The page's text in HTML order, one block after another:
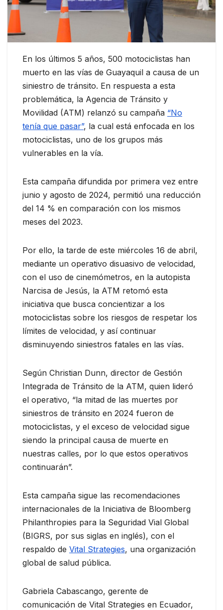
En los últimos 5 años, 500 motociclistas han
muerto en las vías de Guayaquil a causa de un
siniestro de tránsito. En respuesta a esta
problemática, la Agencia de Tránsito y
Movilidad (ATM) relanzó su campaña “No
tenía que pasar”, la cual está enfocada en los
motociclistas, uno de los grupos más
vulnerables en la vía.
Esta campaña difundida por primera vez entre
junio y agosto de 2024, permitió una reducción
del 14 % en comparación con los mismos
meses del 2023.
Por ello, la tarde de este miércoles 16 de abril,
mediante un operativo disuasivo de velocidad,
con el uso de cinemómetros, en la autopista
Narcisa de Jesús, la ATM retomó esta
iniciativa que busca concientizar a los
motociclistas sobre los riesgos de respetar los
límites de velocidad, y así continuar
disminuyendo siniestros fatales en las vías.
Según Christian Dunn, director de Gestión
Integrada de Tránsito de la ATM, quien lideró
el operativo, “la mitad de las muertes por
siniestros de tránsito en 2024 fueron de
motociclistas, y el exceso de velocidad sigue
siendo la principal causa de muerte en
nuestras calles, por lo que estos operativos
continuarán”.
Esta campaña sigue las recomendaciones
internacionales de la Iniciativa de Bloomberg
Philanthropies para la Seguridad Vial Global
(BIGRS, por sus siglas en inglés), con el
respaldo de Vital Strategies, una organización
global de salud pública.
Gabriela Cabascango, gerente de
comunicación de Vital Strategies en Ecuador,